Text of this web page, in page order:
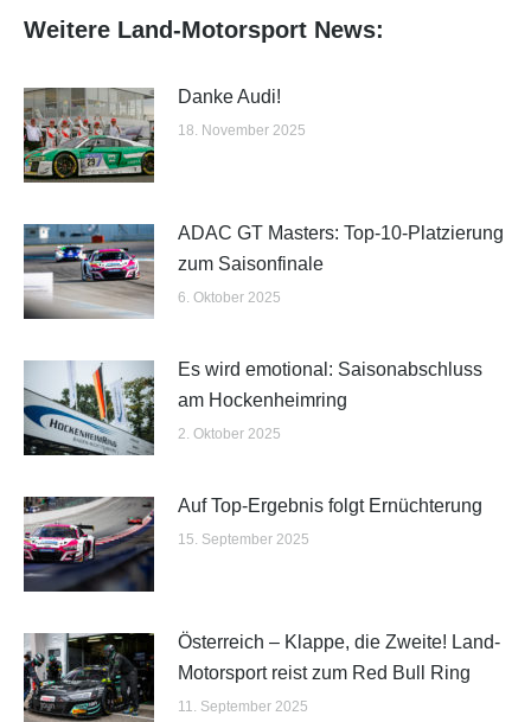
Weitere Land-Motorsport News:
Danke Audi!
18. November 2025
ADAC GT Masters: Top-10-Platzierung
zum Saisonfinale
6. Oktober 2025
Es wird emotional: Saisonabschluss
am Hockenheimring
2. Oktober 2025
Auf Top-Ergebnis folgt Ernüchterung
15. September 2025
Österreich – Klappe, die Zweite! Land-
Motorsport reist zum Red Bull Ring
11. September 2025